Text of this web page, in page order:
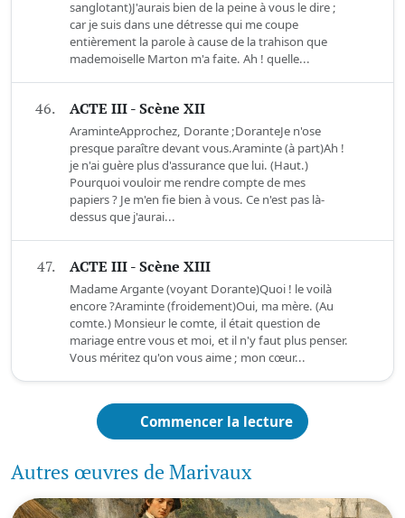
sanglotant)J'aurais bien de la peine à vous le dire ;
car je suis dans une détresse qui me coupe
entièrement la parole à cause de la trahison que
mademoiselle Marton m'a faite. Ah ! quelle...
46. ACTE III - Scène XII
AraminteApprochez, Dorante ;DoranteJe n'ose
presque paraître devant vous.Araminte (à part)Ah !
je n'ai guère plus d'assurance que lui. (Haut.)
Pourquoi vouloir me rendre compte de mes
papiers ? Je m'en fie bien à vous. Ce n'est pas là-
dessus que j'aurai...
47. ACTE III - Scène XIII
Madame Argante (voyant Dorante)Quoi ! le voilà
encore ?Araminte (froidement)Oui, ma mère. (Au
comte.) Monsieur le comte, il était question de
mariage entre vous et moi, et il n'y faut plus penser.
Vous méritez qu'on vous aime ; mon cœur...
Commencer la lecture
Autres œuvres de Marivaux